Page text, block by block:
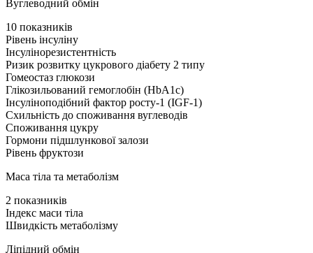
Вуглеводний обмін
10 показників
Рівень інсуліну
Інсулінорезистентність
Ризик розвитку цукрового діабету 2 типу
Гомеостаз глюкози
Глікозильований гемоглобін (HbA1c)
Інсуліноподібний фактор росту-1 (IGF-1)
Схильність до споживання вуглеводів
Споживання цукру
Гормони підшлункової залози
Рівень фруктози
Маса тіла та метаболізм
2 показників
Індекс маси тіла
Швидкість метаболізму
Ліпідний обмін